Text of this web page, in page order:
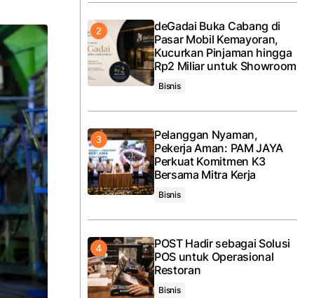
deGadai Buka Cabang di
Pasar Mobil Kemayoran,
Kucurkan Pinjaman hingga
Rp2 Miliar untuk Showroom
Bisnis
Pelanggan Nyaman,
Pekerja Aman: PAM JAYA
Perkuat Komitmen K3
Bersama Mitra Kerja
Bisnis
POST Hadir sebagai Solusi
POS untuk Operasional
Restoran
Bisnis